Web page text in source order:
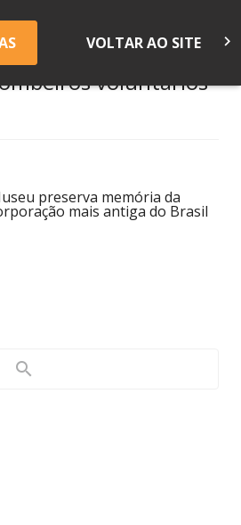
VOLTAR AO SITE keyboard_arrow_right
voluntários
preserva memória da
mais antiga do Brasil